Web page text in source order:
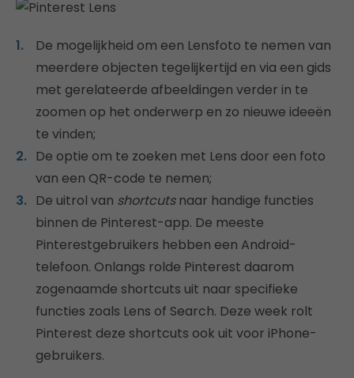
De mogelijkheid om een Lensfoto te nemen van
meerdere objecten tegelijkertijd en via een gids
met gerelateerde afbeeldingen verder in te
zoomen op het onderwerp en zo nieuwe ideeën
te vinden;
De optie om te zoeken met Lens door een foto
van een QR-code te nemen;
De uitrol van shortcutsnaar handige functies
binnen de Pinterest-app. De meeste
Pinterestgebruikers hebben een Android-
telefoon. Onlangs rolde Pinterest daarom
zogenaamde shortcuts uit naar specifieke
functies zoals Lens of Search. Deze week rolt
Pinterest deze shortcuts ook uit voor iPhone-
gebruikers.